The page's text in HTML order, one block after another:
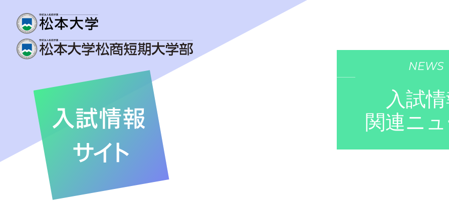
入試情報トップ
学生募集要項
オープンキャンパス
WEB体験授業
過去問題および解答例
募集人員および入試日程
合格発表
過去問題および解答例
入学手続･納入金
奨学金・学費支援制度
入学予定者の皆様へ
NEWS
入試
関連ニ